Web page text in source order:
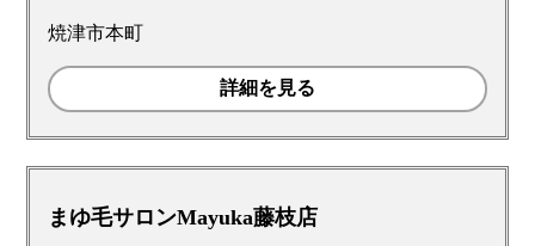
焼津市本町
詳細を見る
まゆ毛サロンMayuka藤枝店